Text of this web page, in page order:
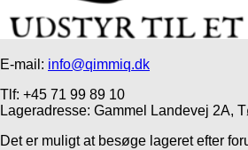
E-mail: info@qimmiq.dk
Tlf: +45 71 99 89 10
Lageradresse: Gammel Landevej 2A,
Det er muligt at besøge lageret efter